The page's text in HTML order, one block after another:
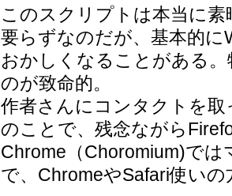
このスクリプトは本当に
要らずなのだが、基本的
おかしくなることがある
のが致命的。
作者さんにコンタクトを
のことで、残念ながら
Chrome（Choromium)で
で、ChromeやSafari使い